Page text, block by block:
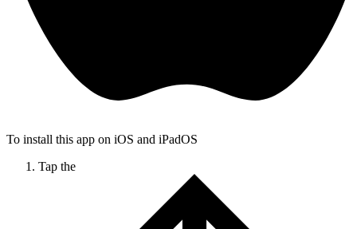
To install this app on iOS and iPadOS
Tap the